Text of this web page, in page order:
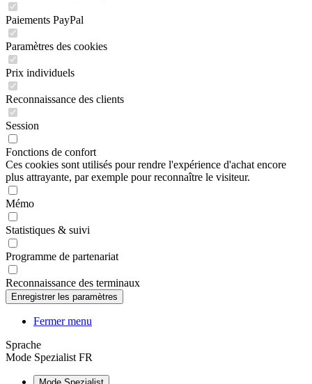
Paiements PayPal
Paramètres des cookies
Prix individuels
Reconnaissance des clients
Session
Fonctions de confort
Ces cookies sont utilisés pour rendre l'expérience d'achat encore
plus attrayante, par exemple pour reconnaître le visiteur.
Mémo
Statistiques & suivi
Programme de partenariat
Reconnaissance des terminaux
Fermer menu
Sprache
Mode Spezialist FR